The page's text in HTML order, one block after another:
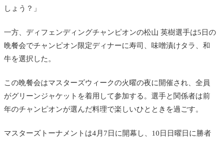
しょう？」
一方、ディフェンディングチャンピオンの松山 英樹選手は5日の
晩餐会でチャンピオン限定ディナーに寿司、味噌漬けタラ、和
牛を選択した。
この晩餐会はマスターズウィークの火曜の夜に開催され、全員
がグリーンジャケットを着用して参加する。選手と関係者は前
年のチャンピオンが選んだ料理で楽しいひとときを過ごす。
マスターズトーナメントは4月7日に開幕し、10日日曜日に勝者